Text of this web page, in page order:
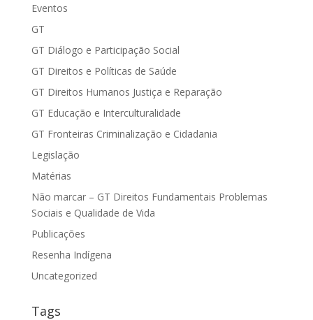
Eventos
GT
GT Diálogo e Participação Social
GT Direitos e Políticas de Saúde
GT Direitos Humanos Justiça e Reparação
GT Educação e Interculturalidade
GT Fronteiras Criminalização e Cidadania
Legislação
Matérias
Não marcar – GT Direitos Fundamentais Problemas
Sociais e Qualidade de Vida
Publicações
Resenha Indígena
Uncategorized
Tags